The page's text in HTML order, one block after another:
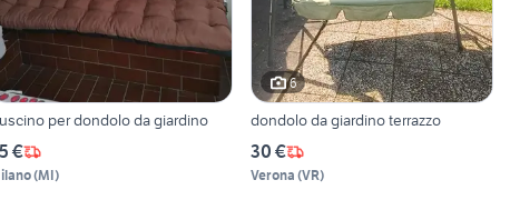
per dondolo da giardino
€
(MI)
6
dondolo da giardino terrazzo
30 €
Verona (VR)